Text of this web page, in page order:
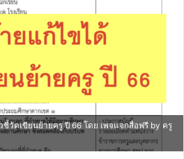
วัดเขียนย้ายครู ปี 66 โดย เพจแจกสื่อฟรี by ครู